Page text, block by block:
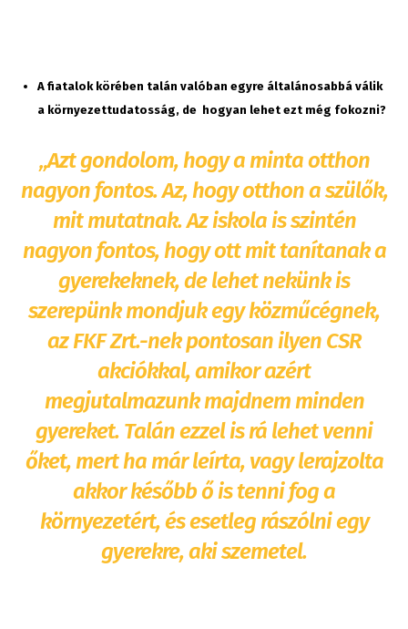
A fiatalok körében talán valóban egyre általánosabbá válik
a környezettudatosság, de hogyan lehet ezt még fokozni?
„Azt gondolom, hogy a minta otthon
nagyon fontos. Az, hogy otthon a szülők,
mit mutatnak. Az iskola is szintén
nagyon fontos, hogy ott mit tanítanak a
gyerekeknek, de lehet nekünk is
szerepünk mondjuk egy közműcégnek,
az FKF Zrt.-nek pontosan ilyen CSR
akciókkal, amikor azért
megjutalmazunk majdnem minden
gyereket. Talán ezzel is rá lehet venni
őket, mert ha már leírta, vagy lerajzolta
akkor később ő is tenni fog a
környezetért, és esetleg rászólni egy
gyerekre, aki szemetel.